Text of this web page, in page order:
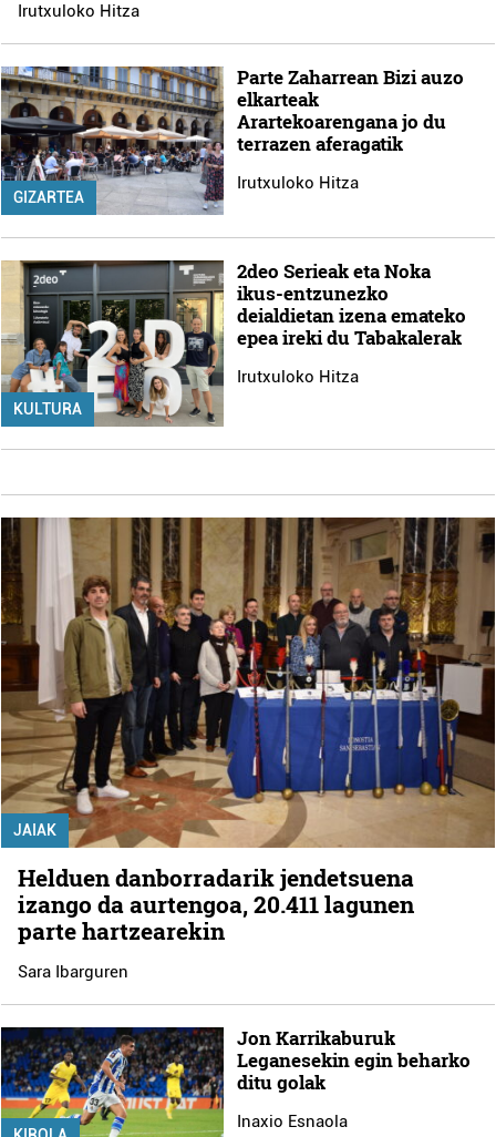
Irutxuloko Hitza
GIZARTEA
Parte Zaharrean Bizi auzo
elkarteak
Arartekoarengana jo du
terrazen aferagatik
Irutxuloko Hitza
KULTURA
2deo Serieak eta Noka
ikus-entzunezko
deialdietan izena emateko
epea ireki du Tabakalerak
Irutxuloko Hitza
JAIAK
Helduen danborradarik jendetsuena
izango da aurtengoa, 20.411 lagunen
parte hartzearekin
Sara Ibarguren
Jon Karrikaburuk
Leganesekin egin beharko
ditu golak
Inaxio Esnaola